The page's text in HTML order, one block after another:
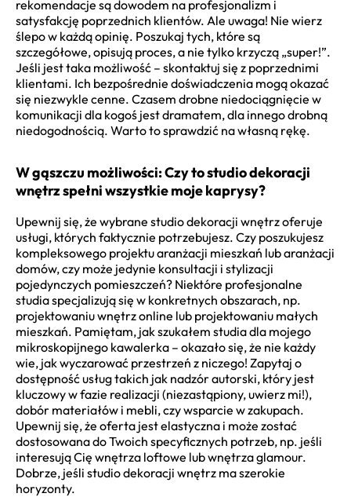
rekomendacje są dowodem na profesjonalizm i
satysfakcję poprzednich klientów. Ale uwaga! Nie wierz
ślepo w każdą opinię. Poszukaj tych, które są
szczegółowe, opisują proces, a nie tylko krzyczą „super!”.
Jeśli jest taka możliwość – skontaktuj się z poprzednimi
klientami. Ich bezpośrednie doświadczenia mogą okazać
się niezwykle cenne. Czasem drobne niedociągnięcie w
komunikacji dla kogoś jest dramatem, dla innego drobną
niedogodnością. Warto to sprawdzić na własną rękę.
W gąszczu możliwości: Czy to studio dekoracji
wnętrz spełni wszystkie moje kaprysy?
Upewnij się, że wybrane studio dekoracji wnętrz oferuje
usługi, których faktycznie potrzebujesz. Czy poszukujesz
kompleksowego projektu aranżacji mieszkań lub aranżacji
domów, czy może jedynie konsultacji i stylizacji
pojedynczych pomieszczeń? Niektóre profesjonalne
studia specjalizują się w konkretnych obszarach, np.
projektowaniu wnętrz online lub projektowaniu małych
mieszkań. Pamiętam, jak szukałem studia dla mojego
mikroskopijnego kawalerka – okazało się, że nie każdy
wie, jak wyczarować przestrzeń z niczego! Zapytaj o
dostępność usług takich jak nadzór autorski, który jest
kluczowy w fazie realizacji (niezastąpiony, uwierz mi!),
dobór materiałów i mebli, czy wsparcie w zakupach.
Upewnij się, że oferta jest elastyczna i może zostać
dostosowana do Twoich specyficznych potrzeb, np. jeśli
interesują Cię wnętrza loftowe lub wnętrza glamour.
Dobrze, jeśli studio dekoracji wnętrz ma szerokie
horyzonty.